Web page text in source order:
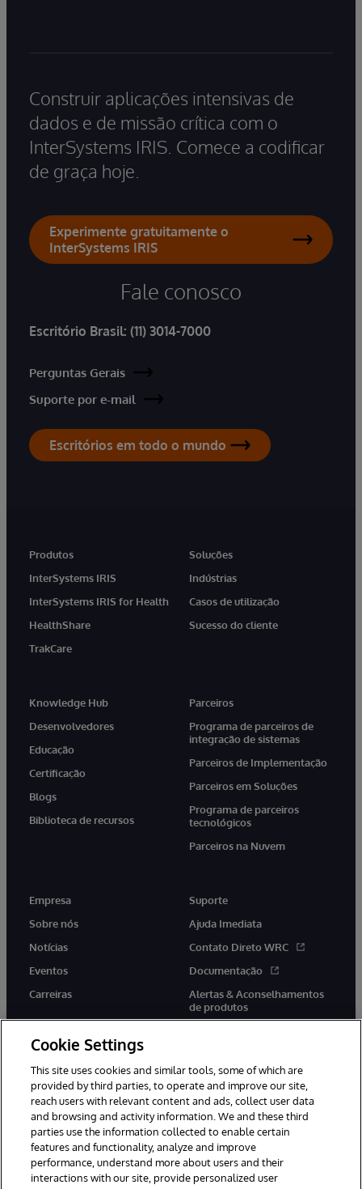
Construir aplicações intensivas de
dados e de missão crítica com o
InterSystems IRIS. Comece a codificar
de graça hoje.
Experimente gratuitamente o
InterSystems IRIS
Fale conosco
Escritório Brasil: (11) 3014-7000
Perguntas Gerais
Suporte por e-mail
Escritórios em todo o mundo
Produtos
InterSystems IRIS
InterSystems IRIS for Health
HealthShare
TrakCare
Soluções
Indústrias
Casos de utilização
Sucesso do cliente
Knowledge Hub
Desenvolvedores
Educação
Certificação
Blogs
Biblioteca de recursos
Parceiros
Programa de parceiros de
integração de sistemas
Parceiros de Implementação
Parceiros em Soluções
Programa de parceiros
tecnológicos
Parceiros na Nuvem
Empresa
Sobre nós
Notícias
Eventos
Carreiras
Suporte
Ajuda Imediata
Contato Direto WRC
Documentação
Alertas & Aconselhamentos
de produtos
twitter youtubefacebooklinkedin
© 1996-2022 InterSystems Corporation, Boston, MA. Todos os
direitos reservados.
Cookie Settings
This site uses cookies and similar tools, some of which are
provided by third parties, to operate and improve our site,
reach users with relevant content and ads, collect user data
and browsing and activity information. We and these third
parties use the information collected to enable certain
features and functionality, analyze and improve
performance, understand more about users and their
interactions with our site, provide personalized user